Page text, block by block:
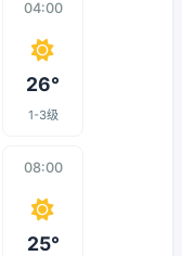
04:00
26°
1-3级
08:00
25°